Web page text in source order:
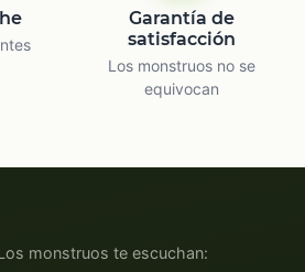
Garantía de
satisfacción
Los monstruos no se
equivocan
monstruos te escuchan: